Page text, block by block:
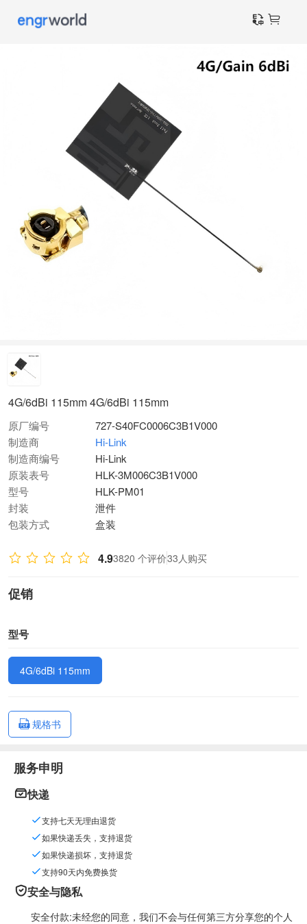
4G/6dBi 115mm 4G/6dBi 115mm
原厂编号
727-S40FC0006C3B1V000
制造商
Hi-Link
制造商编号
Hi-Link
原装表号
HLK-3M006C3B1V000
型号
HLK-PM01
封装
泄件
包装方式
盒装
4.93820 个评价33人购买
促销
型号
4G/6dBi 115mm
规格书
服务申明
快递
支持七天无理由退货
如果快递丢失，支持退货
如果快递损坏，支持退货
支持90天内免费换货
安全与隐私
安全付款:未经您的同意，我们不会与任何第三方分享您的个人